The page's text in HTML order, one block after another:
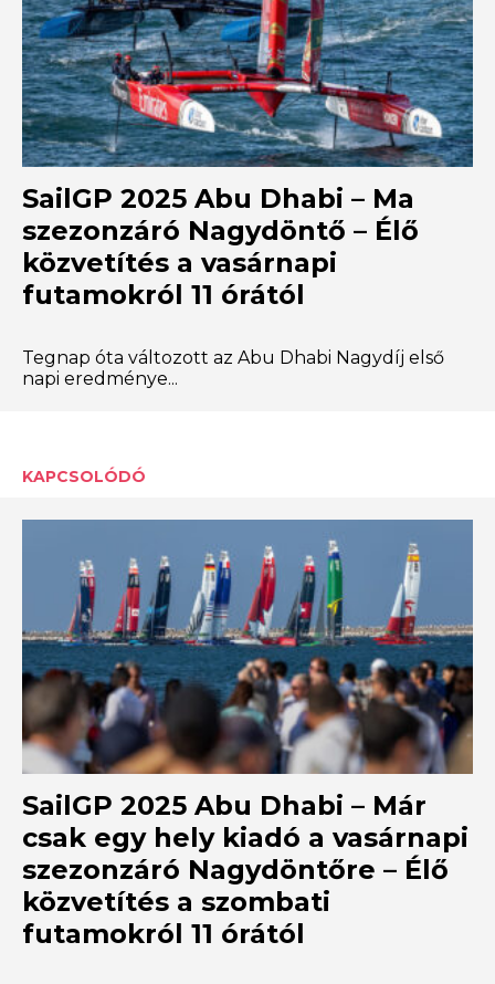
SailGP 2025 Abu Dhabi – Ma
szezonzáró Nagydöntő – Élő
közvetítés a vasárnapi
futamokról 11 órától
Tegnap óta változott az Abu Dhabi Nagydíj első
napi eredménye...
KAPCSOLÓDÓ
SailGP 2025 Abu Dhabi – Már
csak egy hely kiadó a vasárnapi
szezonzáró Nagydöntőre – Élő
közvetítés a szombati
futamokról 11 órától